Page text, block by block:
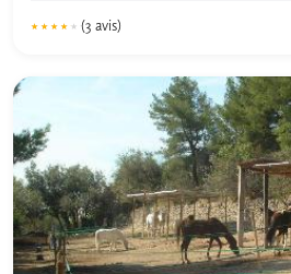
★★★★★
★★★★★ (3 avis)